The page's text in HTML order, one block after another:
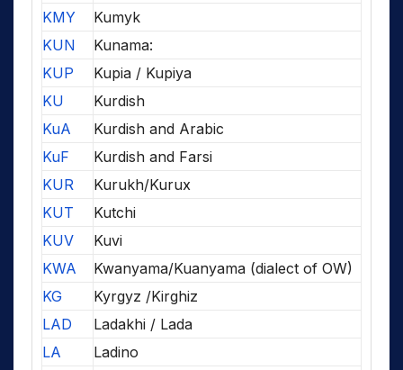
KMY
Kumyk
KUN
Kunama:
KUP
Kupia / Kupiya
KU
Kurdish
KuA
Kurdish and Arabic
KuF
Kurdish and Farsi
KUR
Kurukh/Kurux
KUT
Kutchi
KUV
Kuvi
KWA
Kwanyama/Kuanyama (dialect of OW)
KG
Kyrgyz /Kirghiz
LAD
Ladakhi / Lada
LA
Ladino